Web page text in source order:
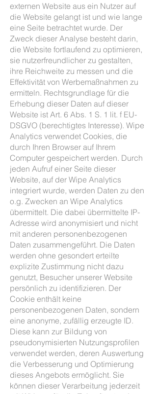
externen Website aus ein Nutzer auf
die Website gelangt ist und wie lange
eine Seite betrachtet wurde. Der
Zweck dieser Analyse besteht darin,
die Website fortlaufend zu optimieren,
sie nutzerfreundlicher zu gestalten,
ihre Reichweite zu messen und die
Effektivität von Werbemaßnahmen zu
ermitteln. Rechtsgrundlage für die
Erhebung dieser Daten auf dieser
Website ist Art. 6 Abs. 1 S. 1 lit. f EU-
DSGVO (berechtigtes Interesse). Wipe
Analytics verwendet Cookies, die
durch Ihren Browser auf Ihrem
Computer gespeichert werden. Durch
jeden Aufruf einer Seite dieser
Website, auf der Wipe Analytics
integriert wurde, werden Daten zu den
o.g. Zwecken an Wipe Analytics
übermittelt. Die dabei übermittelte IP-
Adresse wird anonymisiert und nicht
mit anderen personenbezogenen
Daten zusammengeführt. Die Daten
werden ohne gesondert erteilte
explizite Zustimmung nicht dazu
genutzt, Besucher unserer Website
persönlich zu identifizieren. Der
Cookie enthält keine
personenbezogenen Daten, sondern
eine anonyme, zufällig erzeugte ID.
Diese kann zur Bildung von
pseudonymisierten Nutzungsprofilen
verwendet werden, deren Auswertung
die Verbesserung und Optimierung
dieses Angebots ermöglicht. Sie
können dieser Verarbeitung jederzeit